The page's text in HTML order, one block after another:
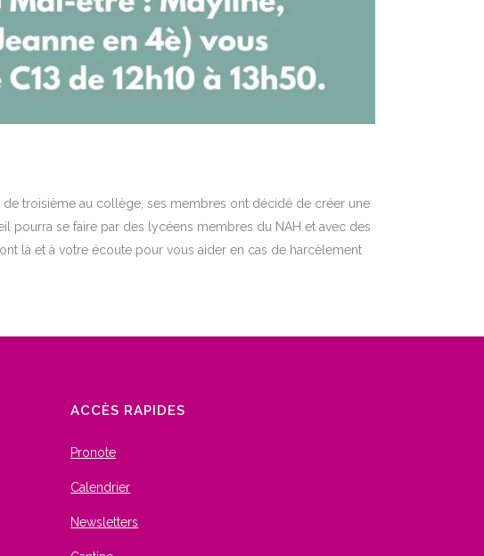
de troisième au collège, ses membres ont décidé de créer une
pourra se faire par des lycéens membres du NAH et avec des
là et à votre écoute pour vous aider en cas de harcèlement
ACCÈS RAPIDES
Pronote
Calendrier
Newsletters